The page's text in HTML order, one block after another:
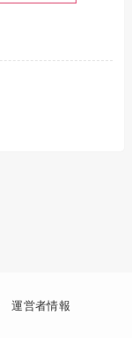
運営者情報